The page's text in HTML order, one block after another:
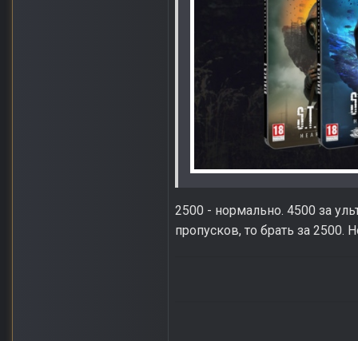
2500 - нормально. 4500 за
пропусков, то брать за